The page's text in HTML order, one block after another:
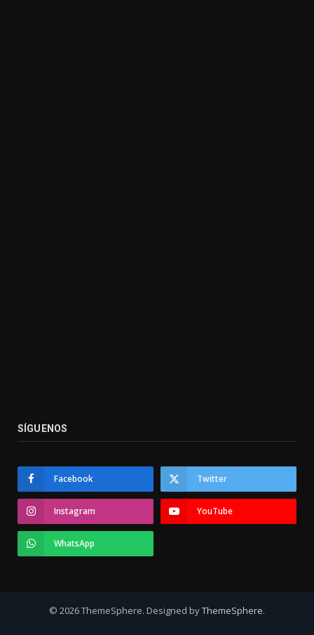
SÍGUENOS
Facebook Twitter
Instagram YouTube
WhatsApp
© 2026 ThemeSphere. Designed byThemeSphere.